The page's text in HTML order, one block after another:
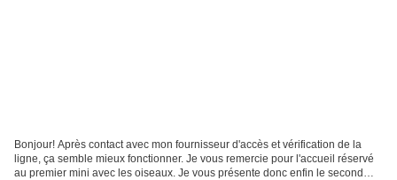
Bonjour! Après contact avec mon fournisseur d'accès et vérification de la
ligne, ça semble mieux fonctionner. Je vous remercie pour l'accueil réservé
au premier mini avec les oiseaux. Je vous présente donc enfin le second